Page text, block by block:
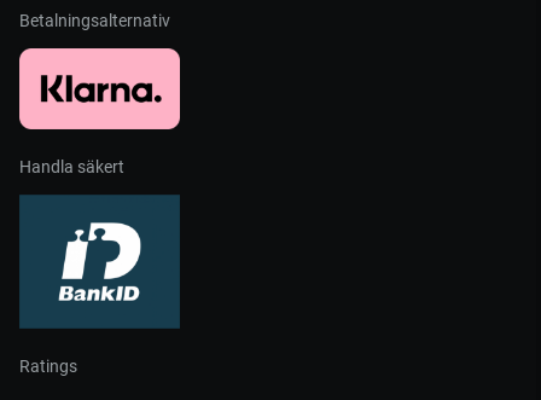
Betalningsalternativ
Handla säkert
Ratings